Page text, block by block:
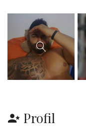
Profil